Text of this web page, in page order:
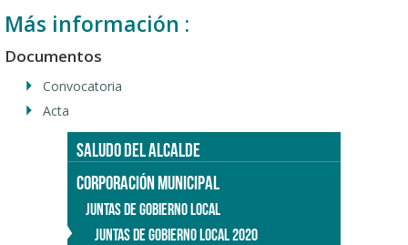
Más información :
Documentos
Convocatoria
Acta
SALUDO DEL ALCALDE
CORPORACIÓN MUNICIPAL
JUNTAS DE GOBIERNO LOCAL
JUNTAS DE GOBIERNO LOCAL 2020